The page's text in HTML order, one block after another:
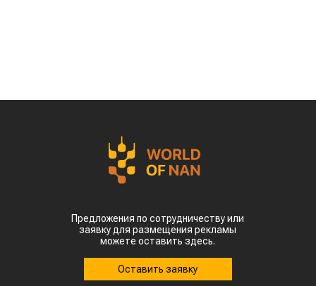
Предложения по сотрудничеству или
заявку для размещения рекламы
можете оставить здесь.
Оставить заявку